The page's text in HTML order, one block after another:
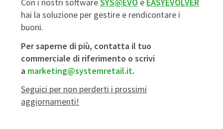
Con i nostri softwareSYS@EVO e EASYEVOLVER
hai la soluzione per gestire e rendicontare i
buoni.
Per saperne di più, contatta il tuo
commerciale di riferimento o scrivi
a marketing@systemretail.it.
Seguici per non perderti i prossimi
aggiornamenti!